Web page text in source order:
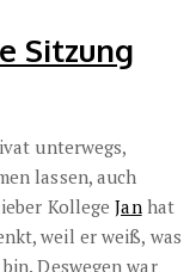
Sitzung
unterwegs,
lassen, auch
KollegeJanhat
weil er weiß, was
Deswegen war